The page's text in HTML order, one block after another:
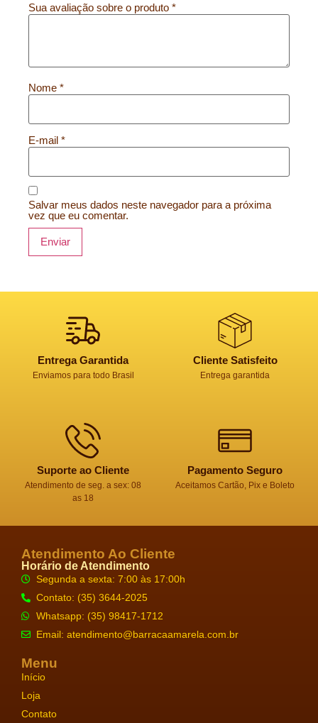
Sua avaliação sobre o produto *
Nome *
E-mail *
Salvar meus dados neste navegador para a próxima
vez que eu comentar.
Entrega Garantida
Enviamos para todo Brasil
Cliente Satisfeito
Entrega garantida
Suporte ao Cliente
Atendimento de seg. a sex: 08
as 18
Pagamento Seguro
Aceitamos Cartão, Pix e Boleto
Atendimento Ao Cliente
Horário de Atendimento
Segunda a sexta: 7:00 às 17:00h
Contato: (35) 3644-2025
Whatsapp: (35) 98417-1712
Email:atendimento@barracaamarela.com.br
Menu
Início
Loja
Contato